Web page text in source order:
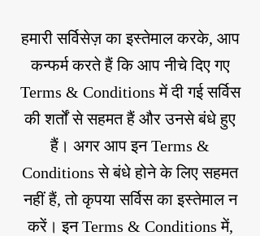
हमारी सर्विसेज़ का इस्तेमाल करके, आप
कन्फर्म करते हैं कि आप नीचे दिए गए
Terms & Conditions में दी गई सर्विस
की शर्तों से सहमत हैं और उनसे बंधे हुए
हैं। अगर आप इन Terms &
Conditions से बंधे होने के लिए सहमत
नहीं हैं, तो कृपया सर्विस का इस्तेमाल न
करें। इन Terms & Conditions में,